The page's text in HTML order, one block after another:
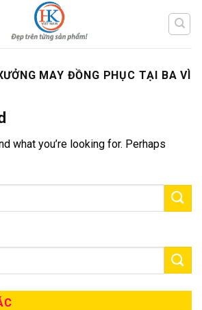
MAY ĐỒNG PHỤC TẠI BA VÌ
what you’re looking for. Perhaps